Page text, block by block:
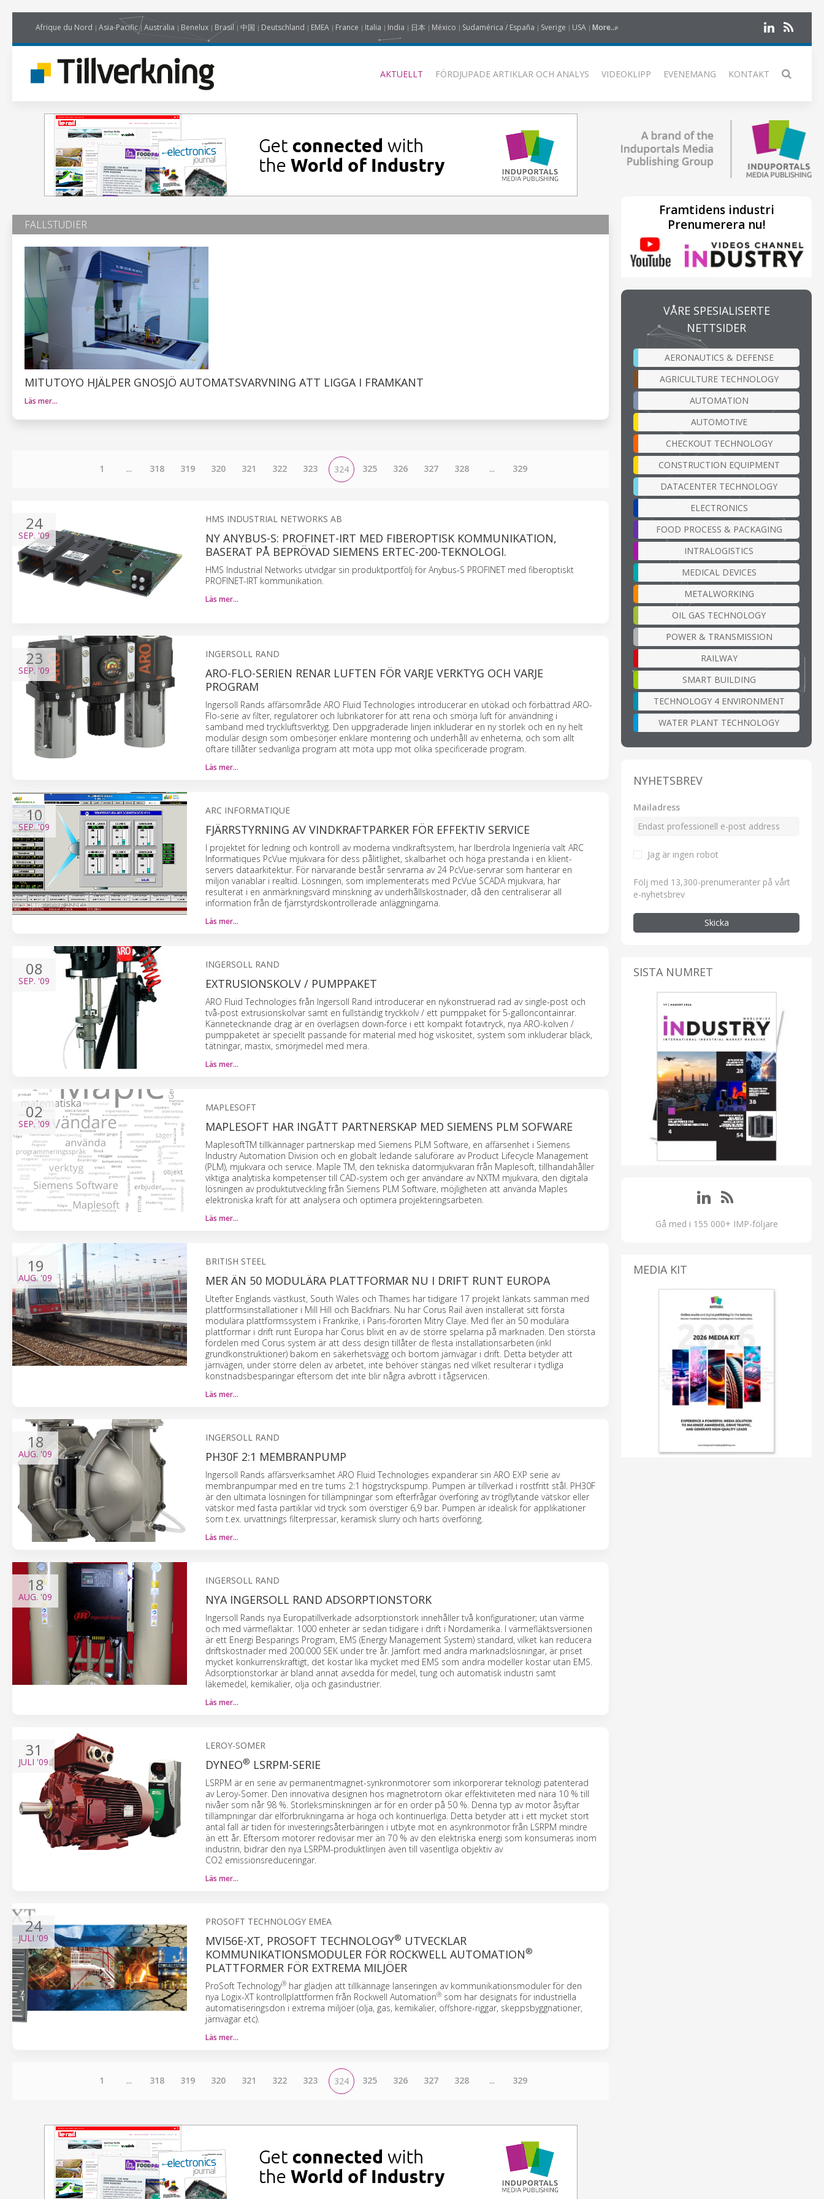
Afrique du Nord Asia-Pacific Australia Benelux Brasil 中国 Deutschland EMEA France Italia India 日本 México Sudamérica / España Sverige USA More...
AKTUELLT FÖRDJUPADE ARTIKLAR OCH ANALYS VIDEOKLIPP EVENEMANG KONTAKT
FALLSTUDIER
MITUTOYO HJÄLPER GNOSJÖ AUTOMATSVARVNING ATT LIGGA I FRAMKANT
Läs mer…
1 ... 318 319 320 321 322 323 324 325 326 327 328 ... 329
24
SEP. '09
HMS INDUSTRIAL NETWORKS AB
NY ANYBUS-S: PROFINET-IRT MED FIBEROPTISK KOMMUNIKATION,
BASERAT PÅ BEPRÖVAD SIEMENS ERTEC-200-TEKNOLOGI.
HMS Industrial Networks utvidgar sin produktportfölj för Anybus-S PROFINET med fiberoptiskt
PROFINET-IRT kommunikation.
Läs mer…
23
SEP. '09
INGERSOLL RAND
ARO-FLO-SERIEN RENAR LUFTEN FÖR VARJE VERKTYG OCH VARJE
PROGRAM
Ingersoll Rands affärsområde ARO Fluid Technologies introducerar en utökad och förbättrad ARO-
Flo-serie av filter, regulatorer och lubrikatorer för att rena och smörja luft för användning i
samband med tryckluftsverktyg. Den uppgraderade linjen inkluderar en ny storlek och en ny helt
modulär design som ombesörjer enklare montering och underhåll av enheterna, och som allt
oftare tillåter sedvanliga program att möta upp mot olika specificerade program.
Läs mer…
10
SEP.'09
ARC INFORMATIQUE
FJÄRRSTYRNING AV VINDKRAFTPARKER FÖR EFFEKTIV SERVICE
I projektet för ledning och kontroll av moderna vindkraftsystem, har Iberdrola Ingeniería valt ARC
Informatiques PcVue mjukvara för dess pålitlighet, skalbarhet och höga prestanda i en klient-
servers dataarkitektur. För närvarande består servrarna av 24 PcVue-servrar som hanterar en
miljon variablar i realtid. Lösningen, som implementerats med PcVue SCADA mjukvara, har
resulterat i en anmärkningsvärd minskning av underhållskostnader, då den centraliserar all
information från de fjärrstyrdskontrollerade anläggningarna.
Läs mer…
08
SEP. '09
INGERSOLL RAND
EXTRUSIONSKOLV / PUMPPAKET
ARO Fluid Technologies från Ingersoll Rand introducerar en nykonstruerad rad av single-post och
två-post extrusionskolvar samt en fullständig tryckkolv / ett pumppaket för 5-galloncontainrar.
Kännetecknande drag är en överlägsen down-force i ett kompakt fotavtryck, nya ARO-kolven /
pumppaketet är speciellt passande för material med hög viskositet, system som inkluderar bläck,
tätningar, mastix, smörjmedel med mera.
Läs mer…
02
SEP. '09
MAPLESOFT
MAPLESOFT HAR INGÅTT PARTNERSKAP MED SIEMENS PLM SOFWARE
MaplesoftTM tillkännager partnerskap med Siemens PLM Software, en affärsenhet i Siemens
Industry Automation Division och en globalt ledande saluförare av Product Lifecycle Management
(PLM), mjukvara och service. Maple TM, den tekniska datormjukvaran från Maplesoft, tillhandahåller
viktiga analytiska kompetenser till CAD-system och ger användare av NXTM mjukvara, den digitala
lösningen av produktutveckling från Siemens PLM Software, möjligheten att använda Maples
elektroniska kraft för att analysera och optimera projekteringsarbeten.
Läs mer…
19
AUG. '09
BRITISH STEEL
MER ÄN 50 MODULÄRA PLATTFORMAR NU I DRIFT RUNT EUROPA
Utefter Englands västkust, South Wales och Thames har tidigare 17 projekt länkats samman med
plattformsinstallationer i Mill Hill och Backfriars. Nu har Corus Rail även installerat sitt första
modulära plattformssystem i Frankrike, i Paris-förorten Mitry Claye. Med fler än 50 modulära
plattformar i drift runt Europa har Corus blivit en av de större spelarna på marknaden. Den största
fördelen med Corus system är att dess design tillåter de flesta installationsarbeten (inkl
grundkonstruktioner) bakom en säkerhetsvägg och bortom järnvägar i drift. Detta betyder att
järnvägen, under större delen av arbetet, inte behöver stängas ned vilket resulterar i tydliga
konstnadsbesparingar eftersom det inte blir några avbrott i tågservicen.
Läs mer…
18
AUG. '09
INGERSOLL RAND
PH30F 2:1 MEMBRANPUMP
Ingersoll Rands affärsverksamhet ARO Fluid Technologies expanderar sin ARO EXP serie av
membranpumpar med en tre tums 2:1 högstryckspump. Pumpen är tillverkad i rostfritt stål. PH30F
är den ultimata lösningen för tillämpningar som efterfrågar överföring av trögflytande vätskor eller
vätskor med fasta partiklar vid tryck som överstiger 6,9 bar. Pumpen är idealisk för applikationer
som t.ex. urvattnings filterpressar, keramisk slurry och harts överföring.
Läs mer…
18
AUG. '09
INGERSOLL RAND
NYA INGERSOLL RAND ADSORPTIONSTORK
Ingersoll Rands nya Europatillverkade adsorptionstork innehåller två konfigurationer; utan värme
och med värmefläktar. 1000 enheter är sedan tidigare i drift i Nordamerika. I värmefläktsversionen
är ett Energi Besparings Program, EMS (Energy Management System) standard, vilket kan reducera
driftskostnader med 200.000 SEK under tre år. Jämfört med andra marknadslösningar, är priset
mycket konkurrenskraftigt, det kostar lika mycket med EMS som andra modeller kostar utan EMS.
Adsorptionstorkar är bland annat avsedda för medel, tung och automatisk industri samt
läkemedel, kemikalier, olja och gasindustrier.
Läs mer…
31
JULI '09
LEROY-SOMER
DYNEO® LSRPM-SERIE
LSRPM är en serie av permanentmagnet-synkronmotorer som inkorporerar teknologi patenterad
av Leroy-Somer. Den innovativa designen hos magnetrotorn ökar effektiviteten med nära 10 % till
nivåer som når 98 %. Storleksminskningen är för en order på 50 %. Denna typ av motor åsyftar
tillämpningar där elförbrukningarna är höga och kontinuerliga. Detta betyder att i ett mycket stort
antal fall är tiden för investeringsåterbäringen i utbyte mot en asynkronmotor från LSRPM mindre
än ett år. Eftersom motorer redovisar mer än 70 % av den elektriska energi som konsumeras inom
industrin, bidrar den nya LSRPM-produktlinjen även till väsentliga objektiv av
CO2 emissionsreduceringar.
Läs mer…
24
JULI '09
PROSOFT TECHNOLOGY EMEA
MVI56E-XT, PROSOFT TECHNOLOGY® UTVECKLAR
KOMMUNIKATIONSMODULER FÖR ROCKWELL AUTOMATION®
PLATTFORMER FÖR EXTREMA MILJÖER
ProSoft Technology®har glädjen att tillkännage lanseringen av kommunikationsmoduler för den
nya Logix-XT kontrollplattformen från Rockwell Automation®som har designats för industriella
automatiseringsdon i extrema miljöer (olja, gas, kemikalier, offshore-riggar, skeppsbyggnationer,
järnvägar etc).
Läs mer…
1 ... 318 319 320 321 322 323 324 325 326 327 328 ... 329
Framtidens industri
Prenumerera nu!
VÅRE SPESIALISERTE
NETTSIDER
AERONAUTICS & DEFENSE
AGRICULTURE TECHNOLOGY
AUTOMATION
AUTOMOTIVE
CHECKOUT TECHNOLOGY
CONSTRUCTION EQUIPMENT
DATACENTER TECHNOLOGY
ELECTRONICS
FOOD PROCESS & PACKAGING
INTRALOGISTICS
MEDICAL DEVICES
METALWORKING
OIL GAS TECHNOLOGY
POWER & TRANSMISSION
RAILWAY
SMART BUILDING
TECHNOLOGY 4 ENVIRONMENT
WATER PLANT TECHNOLOGY
NYHETSBREV
Mailadress
Jag är ingen robot
Följ med 13,300-prenumeranter på vårt
e-nyhetsbrev
Skicka
SISTA NUMRET
Gå med i 155 000+ IMP-följare
MEDIA KIT